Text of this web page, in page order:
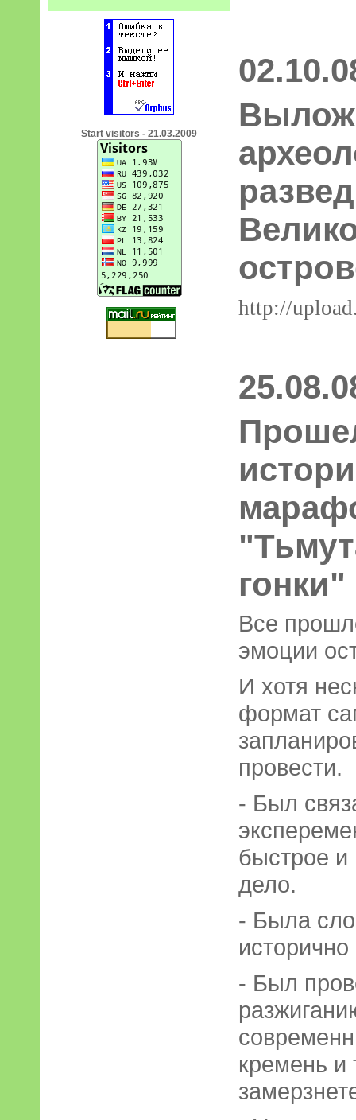
Start visitors - 21.03.2009
http://
гонки"
Все
эмоции
И хотя
формат
провести.
- Был
быстрое и
дело.
- Была
- Был
кремень и